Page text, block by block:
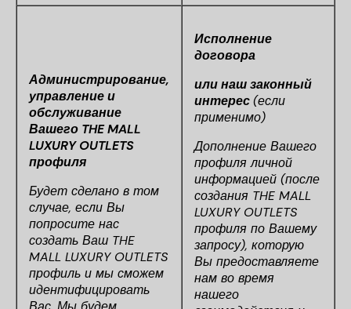
Администрирование,
управление и
обслуживание
Вашего THE MALL
LUXURY OUTLETS
профиля
Будет сделано в том
случае, если Вы
попросите нас
создать Ваш THE
MALL LUXURY OUTLETS
профиль и мы сможем
идентифицировать
Исполнение
договора
или наш законный
интерес(если
применимо)
Дополнение Вашего
профиля личной
информацией (после
создания THE MALL
LUXURY OUTLETS
профиля по Вашему
запросу), которую
Вы предоставляете
нам во время
нашего